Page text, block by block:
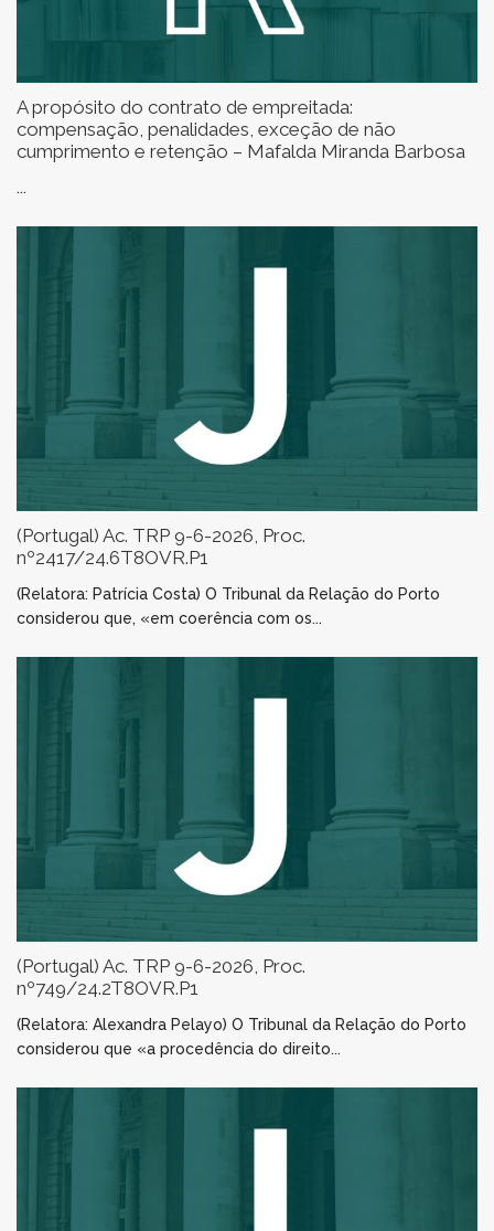
A propósito do contrato de empreitada:
compensação, penalidades, exceção de não
cumprimento e retenção – Mafalda Miranda Barbosa
...
(Portugal) Ac. TRP 9-6-2026, Proc.
nº2417/24.6T8OVR.P1
(Relatora: Patrícia Costa) O Tribunal da Relação do Porto
considerou que, «em coerência com os...
(Portugal) Ac. TRP 9-6-2026, Proc.
nº749/24.2T8OVR.P1
(Relatora: Alexandra Pelayo) O Tribunal da Relação do Porto
considerou que «a procedência do direito...